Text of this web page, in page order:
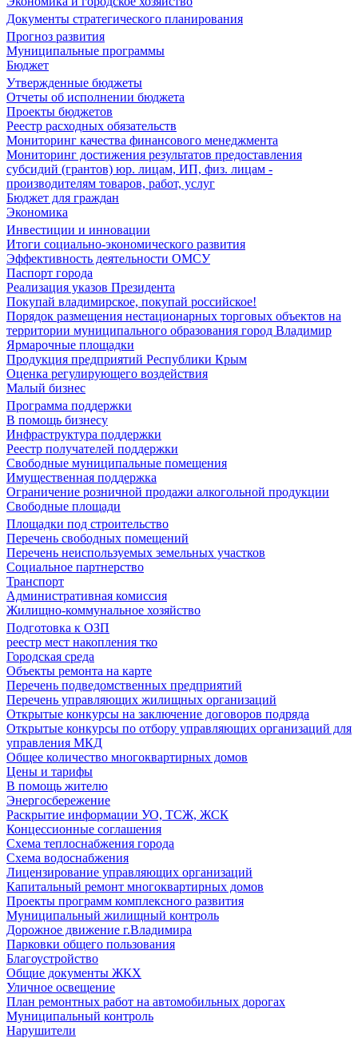
Документы стратегического планирования
Прогноз развития
Муниципальные программы
Бюджет
Утвержденные бюджеты
Отчеты об исполнении бюджета
Проекты бюджетов
Реестр расходных обязательств
Мониторинг качества финансового менеджмента
Мониторинг достижения результатов предоставления
субсидий (грантов) юр. лицам, ИП, физ. лицам -
производителям товаров, работ, услуг
Бюджет для граждан
Экономика
Инвестиции и инновации
Итоги социально-экономического развития
Эффективность деятельности ОМСУ
Паспорт города
Реализация указов Президента
Покупай владимирское, покупай российское!
Порядок размещения нестационарных торговых объектов на
территории муниципального образования город Владимир
Ярмарочные площадки
Продукция предприятий Республики Крым
Оценка регулирующего воздействия
Малый бизнес
Программа поддержки
В помощь бизнесу
Инфраструктура поддержки
Реестр получателей поддержки
Свободные муниципальные помещения
Имущественная поддержка
Ограничение розничной продажи алкогольной продукции
Свободные площади
Площадки под строительство
Перечень свободных помещений
Перечень неиспользуемых земельных участков
Социальное партнерство
Транспорт
Административная комиссия
Жилищно-коммунальное хозяйство
Подготовка к ОЗП
реестр мест накопления тко
Городская среда
Объекты ремонта на карте
Перечень подведомственных предприятий
Перечень управляющих жилищных организаций
Открытые конкурсы на заключение договоров подряда
Открытые конкурсы по отбору управляющих организаций для
управления МКД
Общее количество многоквартирных домов
Цены и тарифы
В помощь жителю
Энергосбережение
Раскрытие информации УО, ТСЖ, ЖСК
Концессионные соглашения
Схема теплоснабжения города
Схема водоснабжения
Лицензирование управляющих организаций
Капитальный ремонт многоквартирных домов
Проекты программ комплексного развития
Муниципальный жилищный контроль
Дорожное движение г.Владимира
Парковки общего пользования
Благоустройство
Общие документы ЖКХ
Уличное освещение
План ремонтных работ на автомобильных дорогах
Муниципальный контроль
Нарушители